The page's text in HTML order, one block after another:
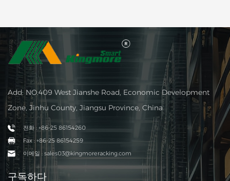
Add: NO.409 West Jianshe Road, Economic Development
Zone, Jinhu County, Jiangsu Province, China
전화 : +86-25 86154260
Fax : +86-25 86154259
이메일 : sales03@kingmoreracking.com
구독하다